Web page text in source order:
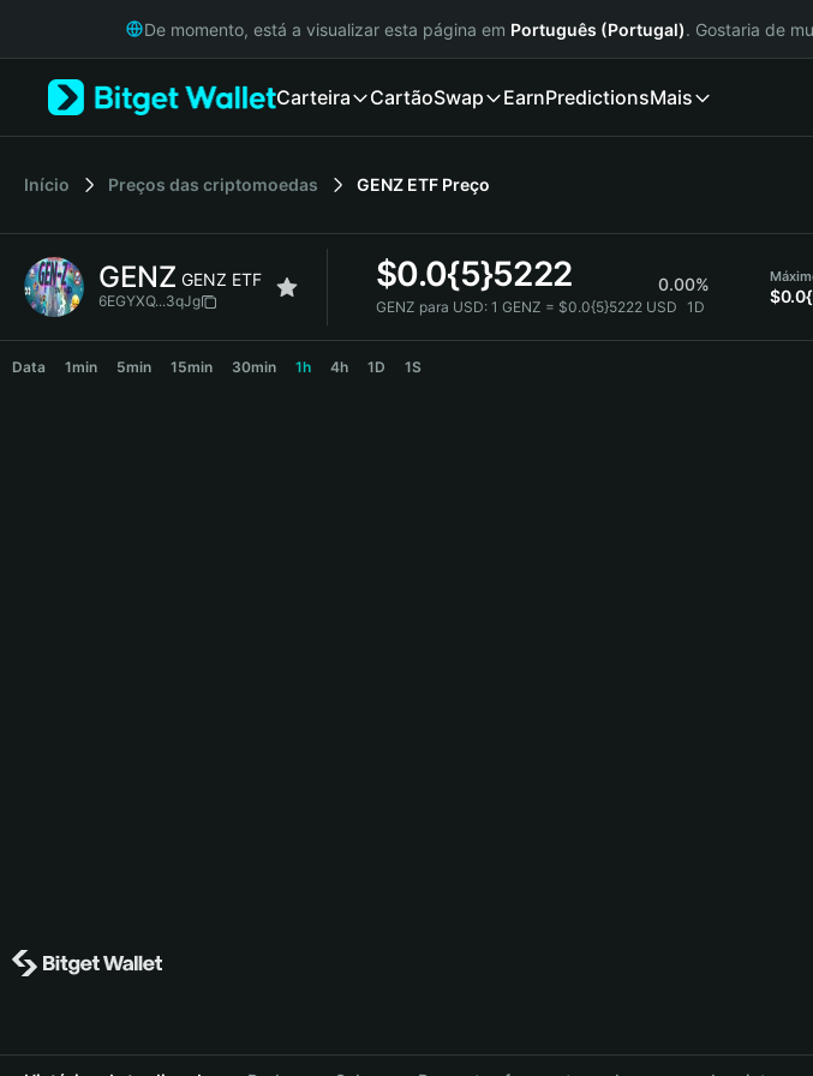
Русский
Italiano
简体中文
繁體中文
Bahasa Indonesia
De momento, está a visualizar esta página em Português (Portugal). Gostaria de
Carteira CartãoSwap EarnPredictionsMais
Início Preços das criptomoedas GENZ ETF Preço
GENZ GENZ ETF
6EGYXQ...3qJg
$0.0{5}5222 0.00%
GENZ para USD: 1 GENZ = $0.0{5}5222 USD 1D
Data 1min 5min 15min 30min 1h 4h 1D 1S